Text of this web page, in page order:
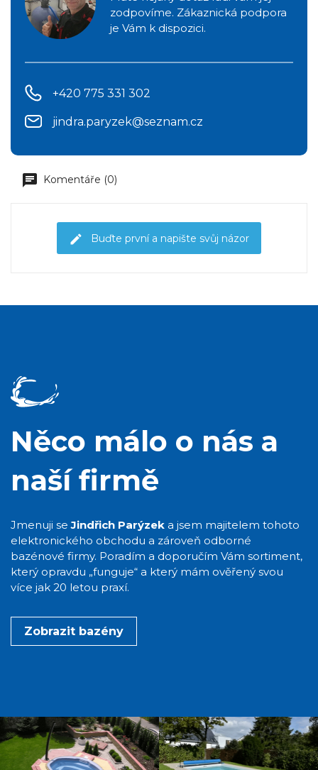
zodpovíme. Zákaznická podpora
je Vám k dispozici.
+420 775 331 302
jindra.paryzek@seznam.cz
Komentáře (0)
Buďte první a napište svůj názor
Něco málo o nás a
naší firmě
Jmenuji seJindřich Parýzek a jsem majitelem tohoto
elektronického obchodu a zároveň odborné
bazénové firmy. Poradím a doporučím Vám sortiment,
který opravdu „funguje“ a který mám ověřený svou
více jak 20 letou praxí.
Zobrazit bazény